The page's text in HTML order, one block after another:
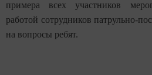
примера всех участников
работой сотрудников патрульно-
на вопросы ребят.